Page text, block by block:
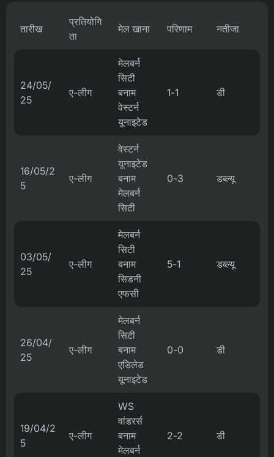
तारीख
प्रतियोगि
ता
मेल खाना परिणाम नतीजा
24/05/
25
ए-लीग
मेलबर्न
सिटी
बनाम
वेस्टर्न
यूनाइटेड
1-1 डी
16/05/2
5
ए-लीग
वेस्टर्न
यूनाइटेड
बनाम
मेलबर्न
सिटी
0-3 डब्ल्यू
03/05/
25
ए-लीग
मेलबर्न
सिटी
बनाम
सिडनी
एफसी
5-1 डब्ल्यू
26/04/
25
ए-लीग
मेलबर्न
सिटी
बनाम
एडिलेड
यूनाइटेड
0-0 डी
19/04/2
5
ए-लीग
WS
वांडरर्स
बनाम
मेलबर्न
2-2 डी